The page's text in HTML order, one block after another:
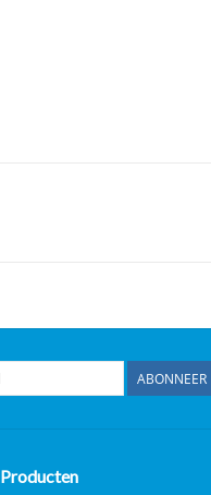
ABONNEER
Producten